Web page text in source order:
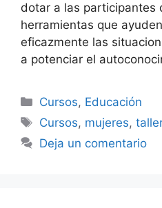
dotar a las participantes
herramientas que
eficazmente las
a potenciar el
Categorías
Cursos, Educación
Etiquetas
Cursos, mujeres,
Deja un comentario